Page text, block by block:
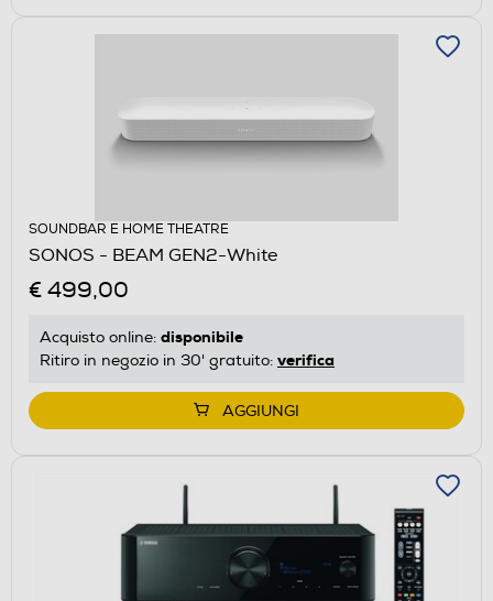
SOUNDBAR E HOME THEATRE
SONOS - BEAM GEN2-White
€ 499,00
Acquisto online: disponibile
Ritiro in negozio in 30' gratuito: verifica
AGGIUNGI